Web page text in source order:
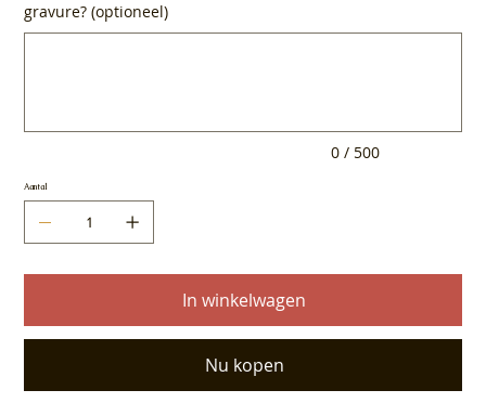
gravure? (optioneel)
0 / 500
Aantal
In winkelwagen
Nu kopen